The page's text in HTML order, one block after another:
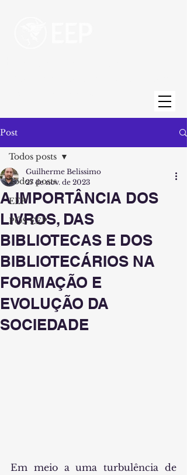
Post
Todos posts
EEP
PÓS EEP
Todos posts
A IMPORTÂNCIA DOS
LIVROS, DAS
BIBLIOTECAS E DOS
BIBLIOTECÁRIOS NA
FORMAÇÃO E
EVOLUÇÃO DA
SOCIEDADE
Guilherme Belissimo
27 de nov. de 2023
Em meio a uma turbulência de